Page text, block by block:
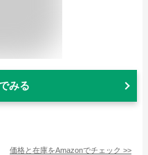
みる
価格と在庫をAmazonでチェック >>